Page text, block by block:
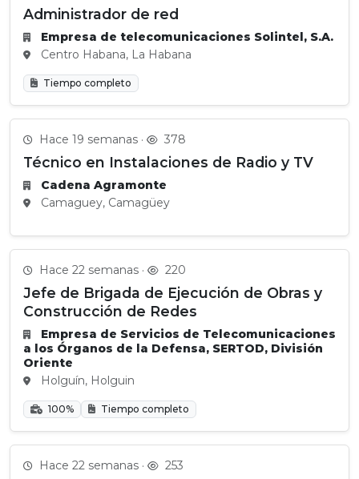
Administrador de red
Empresa de telecomunicaciones Solintel, S.A.
Centro Habana, La Habana
Tiempo completo
Hace 19 semanas · 378
Técnico en Instalaciones de Radio y TV
Cadena Agramonte
Camaguey, Camagüey
Hace 22 semanas · 220
Jefe de Brigada de Ejecución de Obras y
Construcción de Redes
Empresa de Servicios de Telecomunicaciones
a los Órganos de la Defensa, SERTOD, División
Oriente
Holguín, Holguin
100% Tiempo completo
Hace 22 semanas · 253